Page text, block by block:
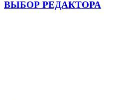
ВЫБОР РЕДАКТОРА